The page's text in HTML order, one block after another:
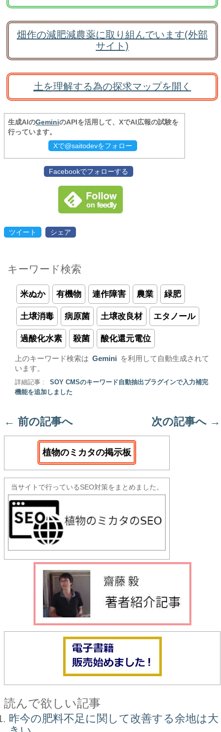
畑作の減肥減農薬に取り組んでいます(外部
サイト)
土を理解する為の探求マップを開く
生成AIのGeminiのAPIを活用して、XでAI広報の試験を
行っています。
Xで@saitodevをフォロー
Facebookでフォローする
ツイート シェア
キーワード検索
米ぬか 有機物 連作障害 農業 緑肥
土壌消毒 病原菌 土壌改良材 エタノール
過酸化水素 殺菌 酸化還元電位
上のキーワード検索は Gemini
を利用して自動生成されて
います。
詳細記事 :
SOY CMSのキーワード自動抽出プラグインで入力補完
機能を追加しました
← 前の記事へ 次の記事へ →
植物のミカタの掲示板
当サイトで行っているSEO対策をまとめました。
読んで欲しい記事
昨今の肥料不足に関して改善する余地は大